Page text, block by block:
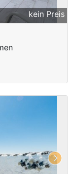
kein Preis